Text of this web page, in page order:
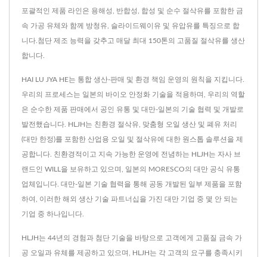
포괄적인 제품 라인은 용해성, 반합성, 합성 및 순수 절삭유를 포함한 금
속 가공 유체와 함께 방청유, 슬라이드웨이유 및 유압유를 특징으로 합
니다.첨단 제조 능력을 갖추고 매달 최대 150톤의 고품질 절삭유를 생산
합니다.
HAI LU JYA HE는 통합 생산-판매 및 환경 책임 운영의 원칙을 지킵니다.
우리의 프로세스는 일본의 바이오 안정화 기술을 적용하며, 우리의 역할
은 순수한 제품 판매에서 공인 유통 및 대만-일본의 기술 협력 및 개발로
발전했습니다. HLJH는 친환경 절삭유, 맞춤형 오일 생산 및 폐유 처리
(대만 한정)를 포함한 산업용 오일 및 절삭유에 대한 원스톱 솔루션을 제
공합니다. 친환경적이고 지속 가능한 운영에 전념하는 HLJH는 자사 브
랜드인 WILL을 보유하고 있으며, 일본의 MORESCO의 대만 공식 유통
업체입니다. 대만-일본 기술 협력을 통해 공동 개발된 일부 제품을 포함
하여, 이러한 해외 생산 기술 파트너십을 가진 대만 기업 중 몇 안 되는
기업 중 하나입니다.
HLJH는 44년의 경험과 첨단 기술을 바탕으로 고객에게 고품질 금속 가
공 오일과 유체를 제공하고 있으며, HLJH는 각 고객의 요구를 충족시키